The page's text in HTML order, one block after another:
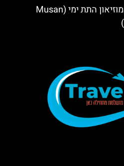
צלילה באיה נאפה אל המוזיאון התת ימי (Musan